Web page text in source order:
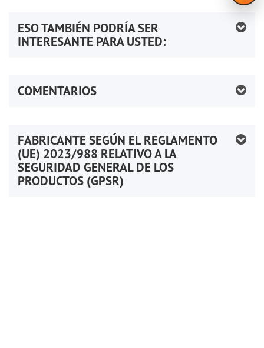
ESO TAMBIÉN PODRÍA SER
INTERESANTE PARA USTED:
COMENTARIOS
FABRICANTE SEGÚN EL REGLAMENTO
(UE) 2023/988 RELATIVO A LA
SEGURIDAD GENERAL DE LOS
PRODUCTOS (GPSR)